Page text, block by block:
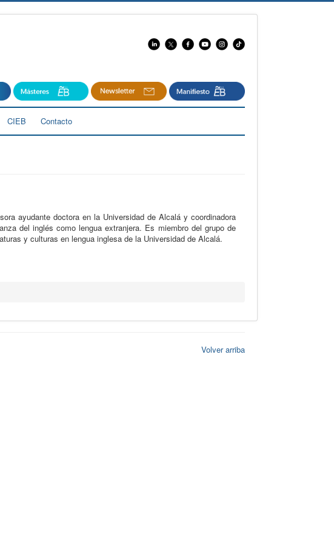
CIEB Contacto
ayudante doctora en la Universidad de Alcalá y coordinadora
del inglés como lengua extranjera. Es miembro del grupo de
y culturas en lengua inglesa de la Universidad de Alcalá.
Volver arriba